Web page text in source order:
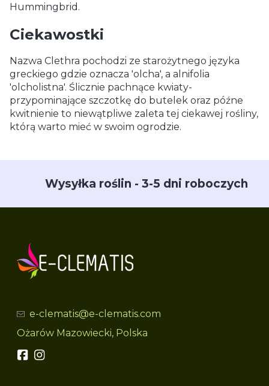
Hummingbrid.
Ciekawostki
Nazwa Clethra pochodzi ze starożytnego języka
greckiego gdzie oznacza 'olcha', a alnifolia
'olcholistna'. Ślicznie pachnące kwiaty-
przypominające szczotkę do butelek oraz późne
kwitnienie to niewątpliwe zaleta tej ciekawej rośliny,
którą warto mieć w swoim ogrodzie.
Wysyłka roślin - 3-5 dni roboczych
e-clematis@e-clematis.com
Ożarów Mazowiecki, Polska